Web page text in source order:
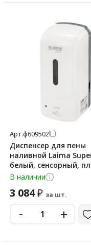
Арт.ф609502
Диспенсер для пены
наливной Laima
белый, сенсорный,
609502
В наличии
3 084₽ за шт.
- +